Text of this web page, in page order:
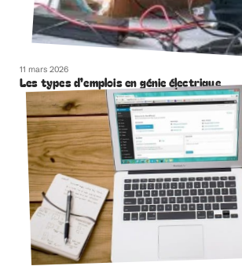
11 mars 2026
Les types d’emplois en génie électrique